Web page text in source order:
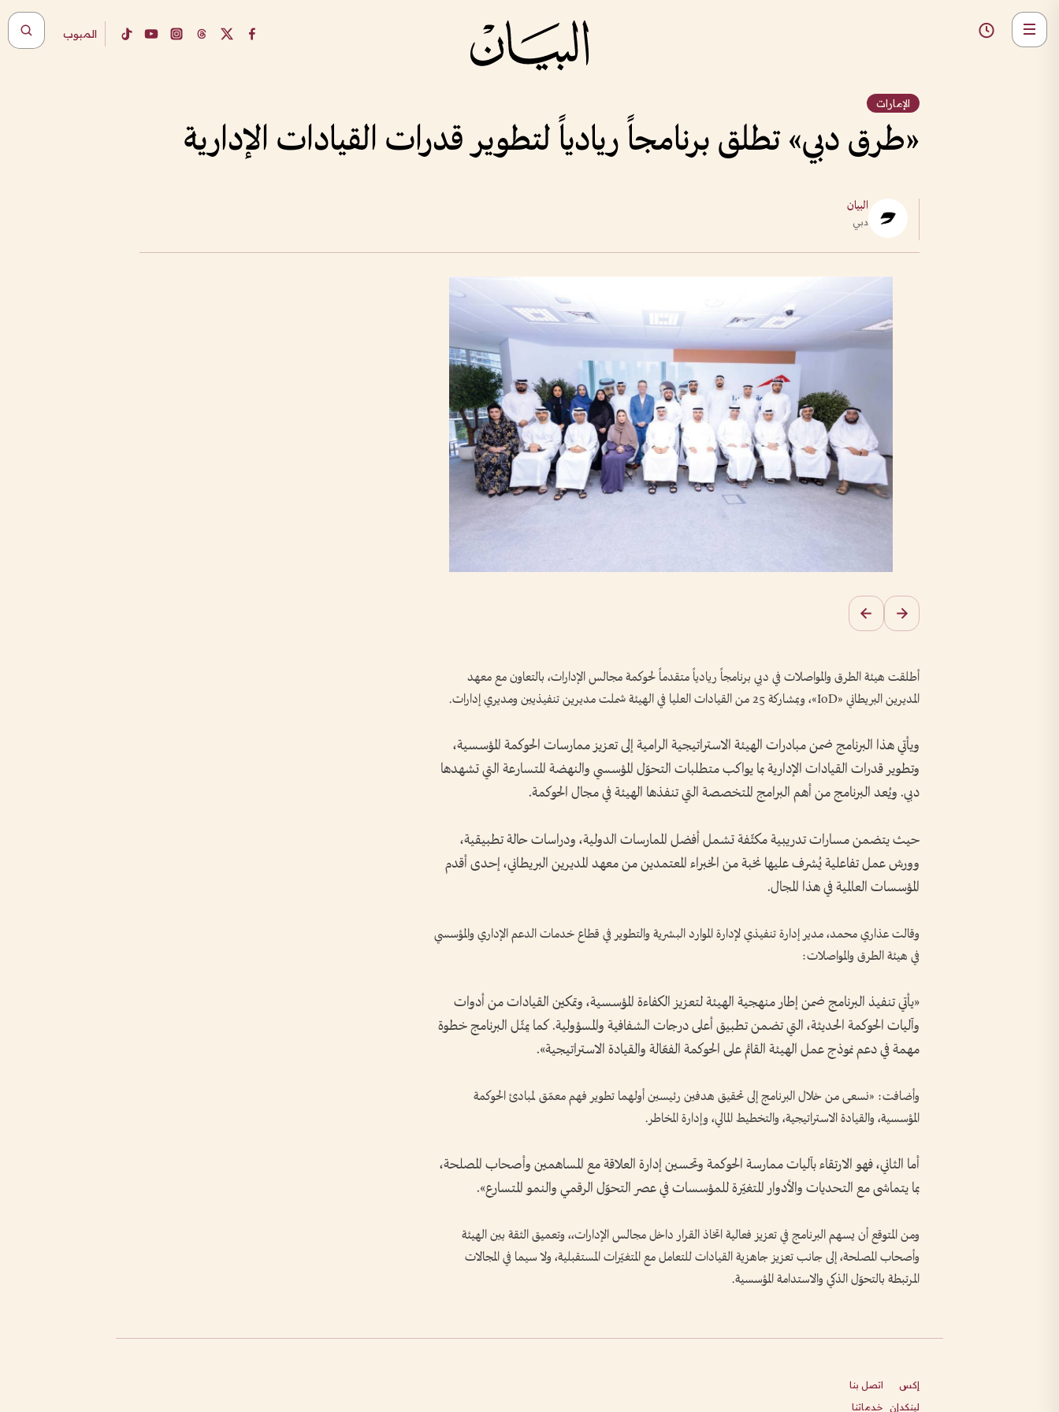
المبوب
الإمارات
«طرق دبي» تطلق برنامجاً ريادياً لتطوير قدرات القيادات الإدارية
البيان
دبي
أطلقت هيئة الطرق والمواصلات في دبي برنامجاً ريادياً متقدماً لحوكمة مجالس الإدارات، بالتعاون مع معهد
المديرين البريطاني «IoD»، وبمشاركة 25 من القيادات العليا في الهيئة شملت مديرين تنفيذيين ومديري إدارات.
ويأتي هذا البرنامج ضمن مبادرات الهيئة الاستراتيجية الرامية إلى تعزيز ممارسات الحوكمة المؤسسية،
وتطوير قدرات القيادات الإدارية بما يواكب متطلبات التحوّل المؤسسي والنهضة المتسارعة التي تشهدها
دبي. ويُعد البرنامج من أهم البرامج المتخصصة التي تنفذها الهيئة في مجال الحوكمة.
حيث يتضمن مسارات تدريبية مكثّفة تشمل أفضل الممارسات الدولية، ودراسات حالة تطبيقية،
وورش عمل تفاعلية يُشرف عليها نخبة من الخبراء المعتمدين من معهد المديرين البريطاني، إحدى أقدم
المؤسسات العالمية في هذا المجال.
وقالت عذاري محمد، مدير إدارة تنفيذي لإدارة الموارد البشرية والتطوير في قطاع خدمات الدعم الإداري والمؤسسي
في هيئة الطرق والمواصلات:
«يأتي تنفيذ البرنامج ضمن إطار منهجية الهيئة لتعزيز الكفاءة المؤسسية، وتمكين القيادات من أدوات
وآليات الحوكمة الحديثة، التي تضمن تطبيق أعلى درجات الشفافية والمسؤولية. كما يمثّل البرنامج خطوة
مهمة في دعم نموذج عمل الهيئة القائم على الحوكمة الفعّالة والقيادة الاستراتيجية».
وأضافت: «نسعى من خلال البرنامج إلى تحقيق هدفين رئيسين أولهما تطوير فهم معمّق لمبادئ الحوكمة
المؤسسية، والقيادة الاستراتيجية، والتخطيط المالي، وإدارة المخاطر.
أما الثاني، فهو الارتقاء بآليات ممارسة الحوكمة وتحسين إدارة العلاقة مع المساهمين وأصحاب المصلحة،
بما يتماشى مع التحديات والأدوار المتغيّرة للمؤسسات في عصر التحوّل الرقمي والنمو المتسارع».
ومن المتوقع أن يسهم البرنامج في تعزيز فعالية اتخاذ القرار داخل مجالس الإدارات،، وتعميق الثقة بين الهيئة
وأصحاب المصلحة، إلى جانب تعزيز جاهزية القيادات للتعامل مع المتغيّرات المستقبلية، ولا سيما في المجالات
المرتبطة بالتحوّل الذكي والاستدامة المؤسسية.
إكس
لينكدإن
اتصل بنا
خدماتنا